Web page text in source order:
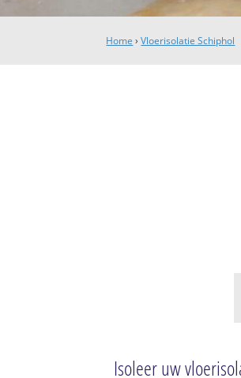
Home ›Vloerisolatie Schiphol
Isoleer uw